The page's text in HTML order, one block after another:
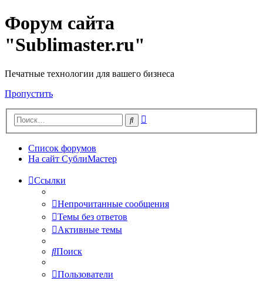
Форум сайта
"Sublimaster.ru"
Печатные технологии для вашего бизнеса
Пропустить
Поиск
Список форумов
На сайт СублиМастер
Ссылки
Непрочитанные сообщения
Темы без ответов
Активные темы
Поиск
Пользователи